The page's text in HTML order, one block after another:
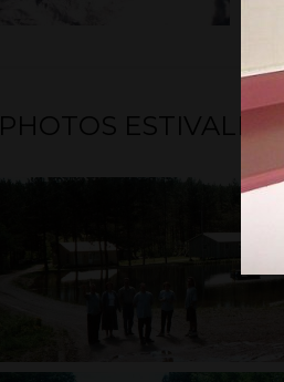
PHOTOS ESTIVALES